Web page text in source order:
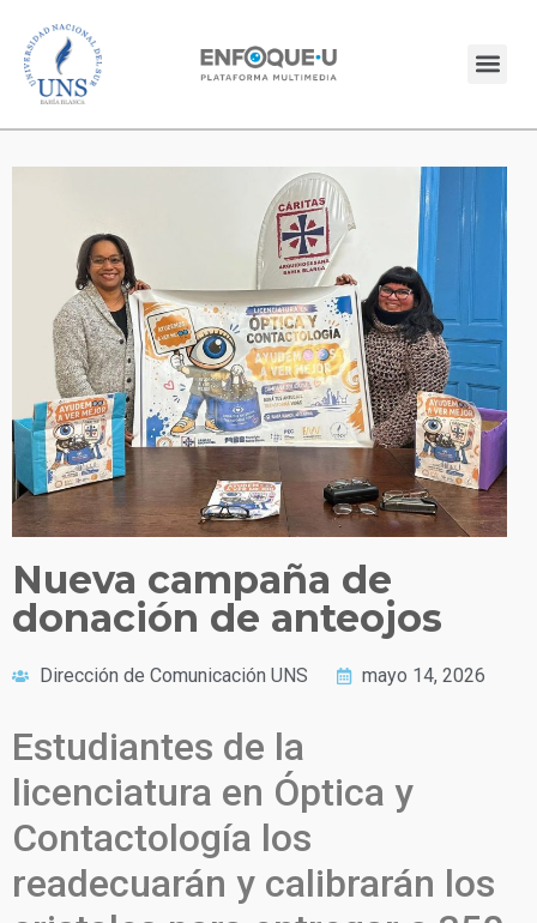
Nueva campaña de
donación de anteojos
Dirección de Comunicación UNS mayo 14, 2026
Estudiantes de la
licenciatura en Óptica y
Contactología los
readecuarán y calibrarán los